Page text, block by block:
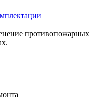
противопожарных